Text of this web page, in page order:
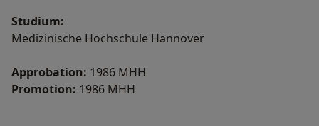
Studium:
Medizinische Hochschule Hannover
Approbation: 1986 MHH
Promotion: 1986 MHH